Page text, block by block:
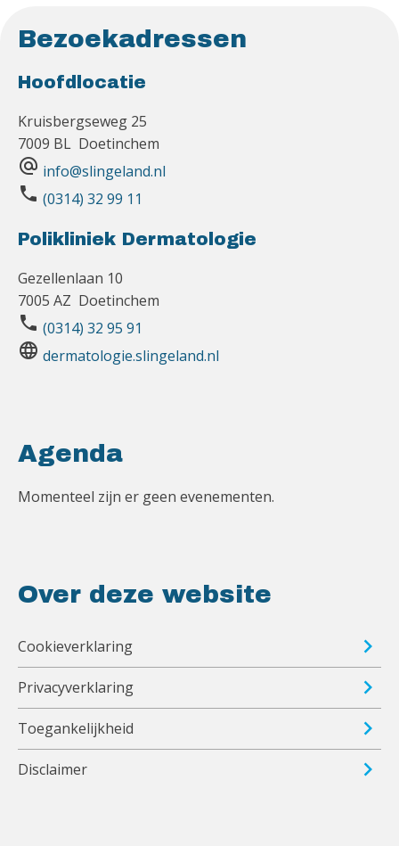
Bezoekadressen
Hoofdlocatie
Kruisbergseweg 25
7009 BL Doetinchem
alternate_email info@slingeland.nl
phone (0314) 32 99 11
Polikliniek Dermatologie
Gezellenlaan 10
7005 AZ Doetinchem
phone (0314) 32 95 91
language dermatologie.slingeland.nl
Agenda
Momenteel zijn er geen evenementen.
Over deze website
Cookieverklaring
Privacyverklaring
Toegankelijkheid
Disclaimer